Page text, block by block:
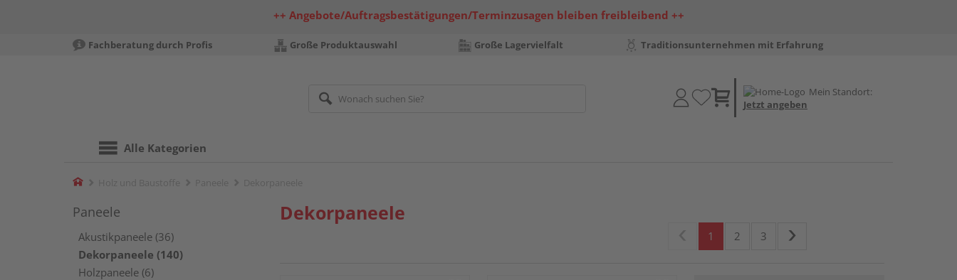
++ Angebote/Auftragsbestätigungen/Terminzusagen bleiben freibleibend ++
Fachberatung durch Profis Große Produktauswahl Große Lagervielfalt Traditionsunternehmen mit Erfahrung
Mein Standort:
Jetzt angeben
Alle Kategorien
Home
Paneele
Akustikpaneele (36)
Dekorpaneele (140)
Holzpaneele (6)
Dekorpaneele
1 2 3